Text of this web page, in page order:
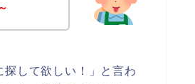
して欲しい！」と言わ